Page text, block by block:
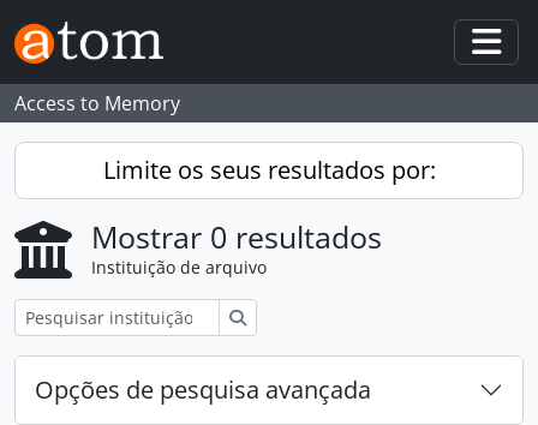
Skip to main content
Access to Memory
Limite os seus resultados por:
Mostrar 0 resultados
Instituição de arquivo
Opções de pesquisa avançada